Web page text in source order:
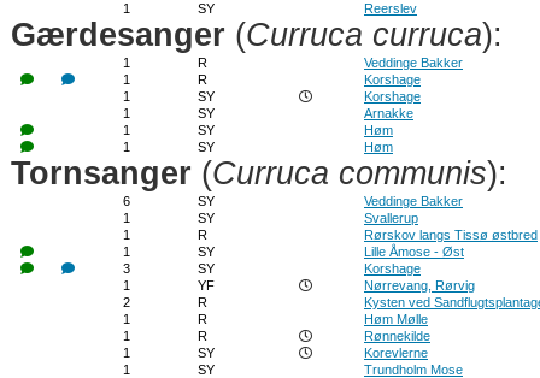
1
SY Reerslev
Gærdesanger (Curruca curruca):
1 R
Veddinge Bakker
1
R
Korshage
1
SY
Korshage
1
SY
Arnakke
1
SY
Høm
1
SY Høm
Tornsanger (Curruca communis):
6 SY
Veddinge Bakker
1
SY
Svallerup
1
R
Rørskov langs Tissø østbred
1
SY
Lille Åmose - Øst
3
SY
Korshage
1
YF
Nørrevang, Rørvig
2
R
Kysten ved
1
R
Høm Mølle
1
R
Rønnekilde
1
SY
Korevlerne
1
SY
Trundholm Mose